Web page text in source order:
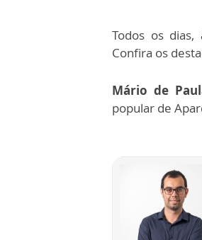
Todos os
Confira os
Mário de
popular de